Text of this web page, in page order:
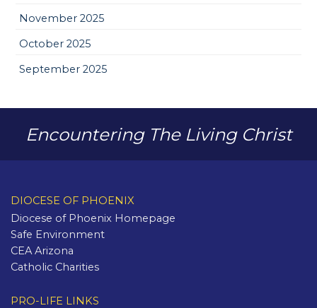
November 2025
October 2025
September 2025
Encountering The Living Christ
DIOCESE OF PHOENIX
Diocese of Phoenix Homepage
Safe Environment
CEA Arizona
Catholic Charities
PRO-LIFE LINKS